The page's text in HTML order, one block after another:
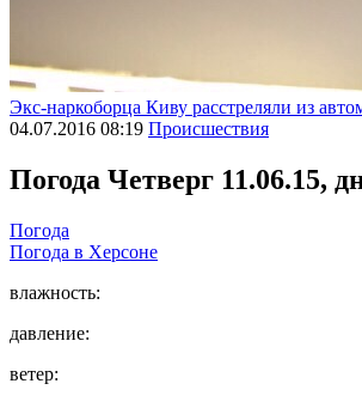
Экс-наркоборца Киву расстреляли из
04.07.2016 08:19 Происшествия
Погода Четверг 11.06.15,
Погода
Погода в Херсоне
влажность:
давление:
ветер: